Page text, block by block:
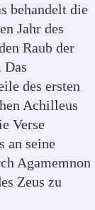
behandelt die
Jahr des
Raub der
Das
des ersten
Achilleus
Verse
an seine
Agamemnon
Zeus zu